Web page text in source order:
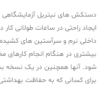
دستکش های نیتریل آزمایشگاهی
ایجاد راحتی در ساعات طولانی کار
داخلی نرم و سرآستین های
بیشتری در هنگام انجام کارهای
شود. آنها همچنین در یک نسخه
برای کسانی که به حفاظت